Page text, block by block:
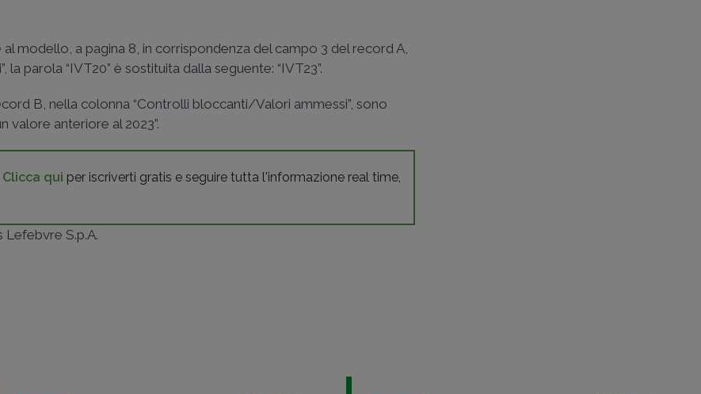
modello, a pagina 8, in corrispondenza del campo 3 del record A,
parola “IVT20” è sostituita dalla seguente: “IVT23”.
B, nella colonna “Controlli bloccanti/Valori ammessi”, sono
valore anteriore al 2023”.
Clicca qui per iscriverti gratis e seguire tutta l'informazione real time,
S.p.A.